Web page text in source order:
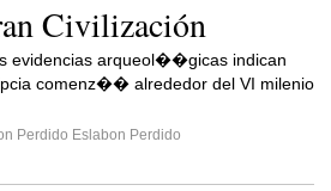
Civilización
evidencias arqueol��gicas indican
comenz�� alrededor del VI milenio
Perdido Eslabon Perdido